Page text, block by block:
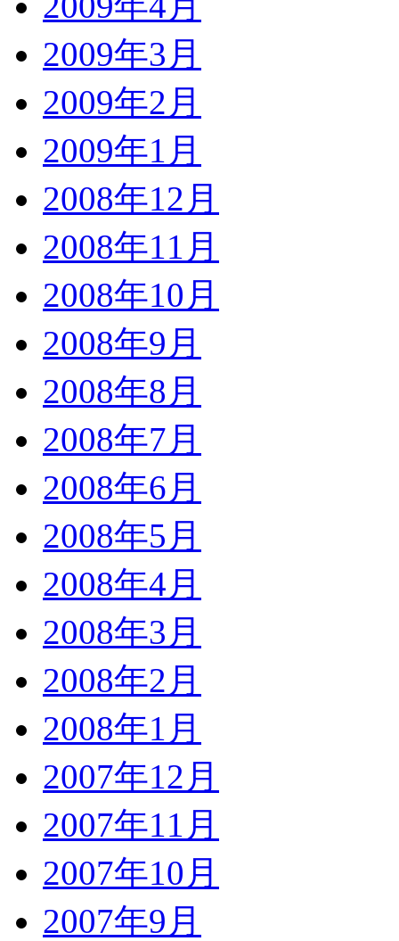
2009年3月
2009年2月
2009年1月
2008年12月
2008年11月
2008年10月
2008年9月
2008年8月
2008年7月
2008年6月
2008年5月
2008年4月
2008年3月
2008年2月
2008年1月
2007年12月
2007年11月
2007年10月
2007年9月